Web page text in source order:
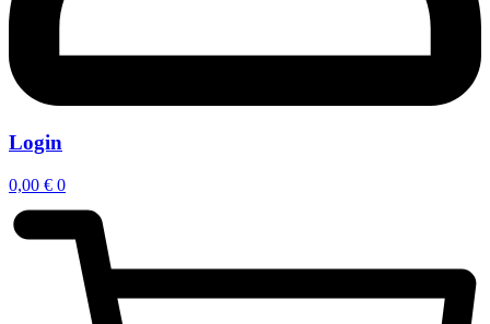
Login
0,00 € 0